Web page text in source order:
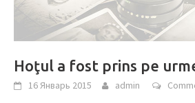
Hoţul a fost prins pe
16 Январь 2015 admin